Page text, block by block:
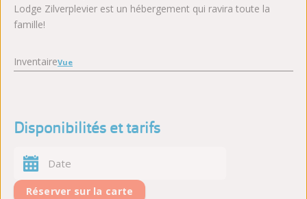
Lodge Zilverplevier est un hébergement qui ravira toute la
famille!
InventaireVue
Disponibilités et tarifs
Réserver sur la carte